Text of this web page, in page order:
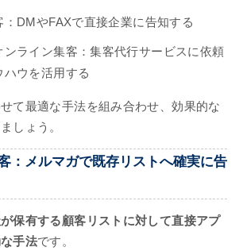
：DMやFAXで直接企業に告知する
ンライン集客：集客代行サービスに依頼
ハウを活用する
て最適な手法を組み合わせ、効果的な
しょう。
：メルマガで既存リストへ確実に告
保有する顧客リストに対して直接アプ
手法です。